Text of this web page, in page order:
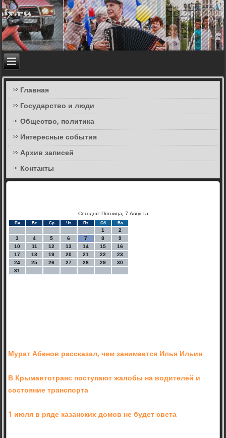
Главная
Государство и люди
Общество, политика
Интересные события
Архив записей
Контакты
Сегодня: Пятница, 7 Августа
Пн Вт Ср Чт Пт Сб Вс
1
2
3
4 5 6 7 8
9
10
11 12 13 14 15
16
17
18 19 20 21 22
23
24
25 26 27 28 29
30
31
Мурат Абенов рассказал, чем занимается Илья Ильин
В Крымавтотранс поступают жалобы на водителей и
состояние транспорта
1 июля в ряде казанских домов не будет света